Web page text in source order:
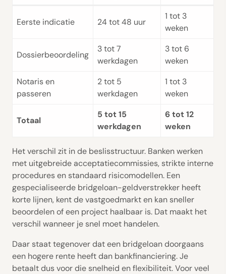
Eerste indicatie 24 tot 48 uur
1 tot 3
weken
Dossierbeoordeling
3 tot 7
werkdagen
3 tot 6
weken
Notaris en
passeren
2 tot 5
werkdagen
1 tot 3
weken
Totaal
5 tot 15
werkdagen
6 tot 12
weken
Het verschil zit in de beslisstructuur. Banken werken
met uitgebreide acceptatiecommissies, strikte interne
procedures en standaard risicomodellen. Een
gespecialiseerde bridgeloan-geldverstrekker heeft
korte lijnen, kent de vastgoedmarkt en kan sneller
beoordelen of een project haalbaar is. Dat maakt het
verschil wanneer je snel moet handelen.
Daar staat tegenover dat een bridgeloan doorgaans
een hogere rente heeft dan bankfinanciering. Je
betaalt dus voor die snelheid en flexibiliteit. Voor veel